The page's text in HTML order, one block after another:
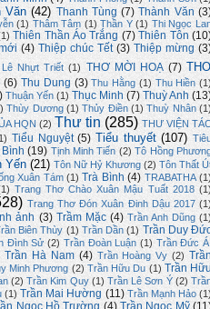
Văn (42) Thanh Tùng (7) Thành Văn
(1) Thâm Tâm (1) Thần Y (1) Thi Ngọc
Thiên Thần Áo Trắng (7) Thiên Tôn
(4) Thiệp chúc Tết (3) Thiệp mừng
Nhựt Triết (1) THƠ MỜI HOẠ (7)
(6) Thu Dung (3) Thu Hằng (1) Thu Hiền
Thuận Yến (1) Thục Minh (7) Thuỳ Anh
Thùy Dương (1) Thủy Điền (1) Thuỳ Nhân
HQN (2) Thư tin (285) THƯ VIỆN
Tiểu Nguyệt (5) Tiểu thuyết (107)
(19) Tịnh Minh Tiến (2) Tô Hồng
Yến (21) Tôn Nữ Hỷ Khương (2) Tôn Thất
Xuân Tám (1) Trà Bình (4) TRABATHA
Trang Thơ Chào Xuân Mậu Tuất 2018
Trang Thơ Đón Xuân Đinh Dậu 2017
ảnh (3) Trầm Mặc (4) Trần Anh Dũng
Biên Thùy (1) Trần Dần (1) Trần Duy
Đình Sử (2) Trần Đoàn Luận (1) Trần Đức
Trần Hà Nam (4) Trần Hoàng Vy (2)
Minh Phương (2) Trần Hữu Du (1) Trần
(2) Trần Kim Quy (1) Trần Lê Sơn Ý (2)
(1) Trần Mai Hường (11) Trần Mạnh Hảo
Ngọc Hồ Trường (4) Trần Ngọc Mỹ